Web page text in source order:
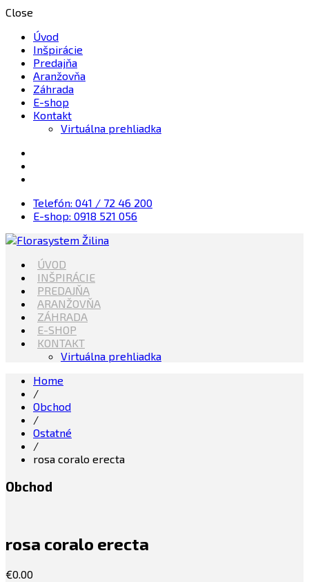
Close
Úvod
Inšpirácie
Predajňa
Aranžovňa
Záhrada
E-shop
Kontakt
Virtuálna prehliadka
Telefón: 041 / 72 46 200
E-shop: 0918 521 056
Florasystem Žilina
Kvety, Sviečky, dekorácie, Záhrada
ÚVOD
INŠPIRÁCIE
PREDAJŇA
ARANŽOVŇA
ZÁHRADA
E-SHOP
KONTAKT
Virtuálna prehliadka
Home
/
Obchod
/
Ostatné
/
rosa coralo erecta
Obchod
rosa coralo erecta
€0.00